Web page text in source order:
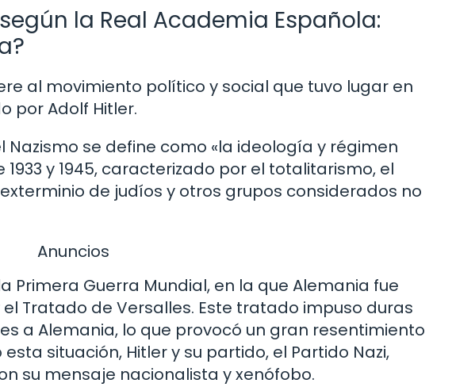
la Real Academia Española:
al movimiento político y social que tuvo lugar en
por Adolf Hitler.
Nazismo se define como «la ideología y régimen
y 1945, caracterizado por el totalitarismo, el
de judíos y otros grupos considerados no
Anuncios
Primera Guerra Mundial, en la que Alemania fue
Tratado de Versalles. Este tratado impuso duras
a Alemania, lo que provocó un gran resentimiento
situación, Hitler y su partido, el Partido Nazi,
su mensaje nacionalista y xenófobo.